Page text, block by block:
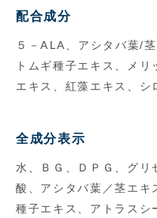
配合成分
５－ALA、アシタバ葉/
トムギ種子エキス、メ
エキス、紅藻エキス、シ
全成分表示
水、ＢＧ、ＤＰＧ、グリ
酸、アシタバ葉／茎エキ
種子エキス、アトラスシ